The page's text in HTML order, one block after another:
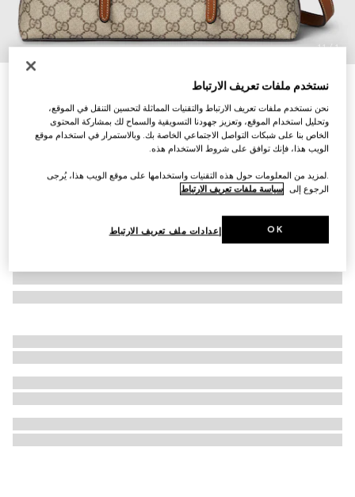
1
/
11
التخصيص بالأحرف الأولى
حقيبة اليد الواسعة GG Emblem بالحجم المتوسط
تنويعاتقماش باللونين البيج والبني الداكن
نستخدم ملفات تعريف الارتباط
نحن نستخدم ملفات تعريف الارتباط والتقنيات المماثلة لتحسين التنقل في الموقع،
وتحليل استخدام الموقع، وتعزيز جهودنا التسويقية والسماح لك بمشاركة المحتوى
الخاص بنا على شبكات التواصل الاجتماعي الخاصة بك. وبالاستمرار في استخدام موقع
الويب هذا، فإنك توافق على شروط الاستخدام هذه.
.لمزيد من المعلومات حول هذه التقنيات واستخدامها على موقع الويب هذا، يُرجى
الرجوع إلى سياسة ملفات تعريف الارتباط
إعدادات ملف تعريف الارتباط OK